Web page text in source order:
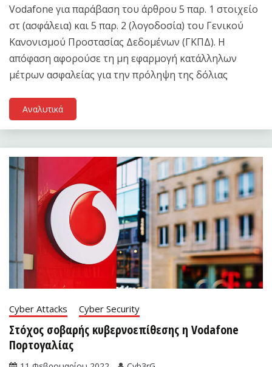
Vodafone για παράβαση του άρθρου 5 παρ. 1 στοιχείο
στ (ασφάλεια) και 5 παρ. 2 (λογοδοσία) του Γενικού
Κανονισμού Προστασίας Δεδομένων (ΓΚΠΔ). Η
απόφαση αφορούσε τη μη εφαρμογή κατάλληλων
μέτρων ασφαλείας για την πρόληψη της δόλιας
Αναλυτικά
Cyber Attacks Cyber Security
Στόχος σοβαρής κυβερνοεπίθεσης η Vodafone
Πορτογαλίας